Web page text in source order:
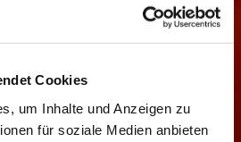
Cookies
um Inhalte und Anzeigen zu
für soziale Medien anbieten